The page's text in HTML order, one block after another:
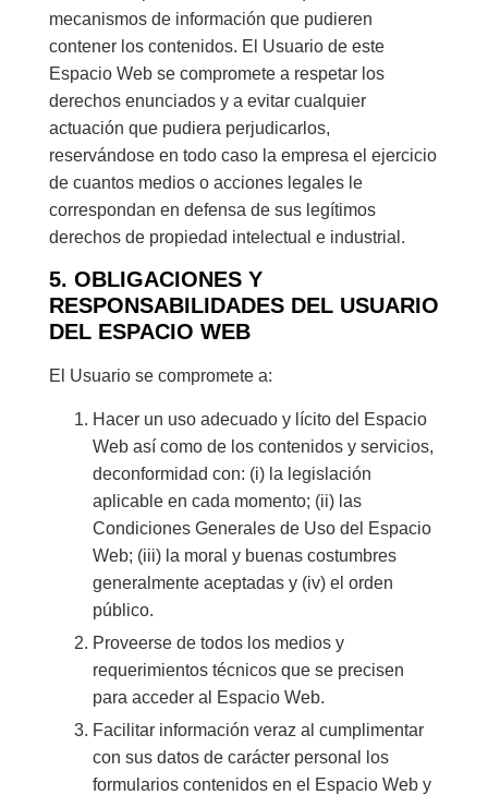
mecanismos de información que pudieren
contener los contenidos. El Usuario de este
Espacio Web se compromete a respetar los
derechos enunciados y a evitar cualquier
actuación que pudiera perjudicarlos,
reservándose en todo caso la empresa el ejercicio
de cuantos medios o acciones legales le
correspondan en defensa de sus legítimos
derechos de propiedad intelectual e industrial.
5. OBLIGACIONES Y
RESPONSABILIDADES DEL USUARIO
DEL ESPACIO WEB
El Usuario se compromete a:
Hacer un uso adecuado y lícito del Espacio
Web así como de los contenidos y servicios,
deconformidad con: (i) la legislación
aplicable en cada momento; (ii) las
Condiciones Generales de Uso del Espacio
Web; (iii) la moral y buenas costumbres
generalmente aceptadas y (iv) el orden
público.
Proveerse de todos los medios y
requerimientos técnicos que se precisen
para acceder al Espacio Web.
Facilitar información veraz al cumplimentar
con sus datos de carácter personal los
formularios contenidos en el Espacio Web y